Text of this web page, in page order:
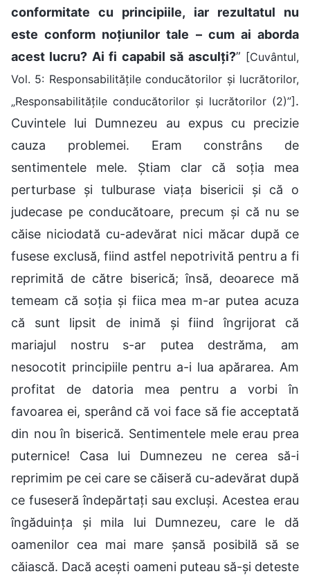
conformitate cu principiile, iar rezultatul nu
este conform noțiunilor tale – cum ai aborda
acest lucru? Ai fi capabil să asculți?” [Cuvântul,
Vol. 5: Responsabilitățile conducătorilor și lucrătorilor,
„Responsabilitățile conducătorilor și lucrătorilor (2)”].
Cuvintele lui Dumnezeu au expus cu precizie
cauza problemei. Eram constrâns de
sentimentele mele. Știam clar că soția mea
perturbase și tulburase viața bisericii și că o
judecase pe conducătoare, precum și că nu se
căise niciodată cu-adevărat nici măcar după ce
fusese exclusă, fiind astfel nepotrivită pentru a fi
reprimită de către biserică; însă, deoarece mă
temeam că soția și fiica mea m-ar putea acuza
că sunt lipsit de inimă și fiind îngrijorat că
mariajul nostru s-ar putea destrăma, am
nesocotit principiile pentru a-i lua apărarea. Am
profitat de datoria mea pentru a vorbi în
favoarea ei, sperând că voi face să fie acceptată
din nou în biserică. Sentimentele mele erau prea
puternice! Casa lui Dumnezeu ne cerea să-i
reprimim pe cei care se căiseră cu-adevărat după
ce fuseseră îndepărtați sau excluși. Acestea erau
îngăduința și mila lui Dumnezeu, care le dă
oamenilor cea mai mare șansă posibilă să se
căiască. Dacă acești oameni puteau să-și deteste